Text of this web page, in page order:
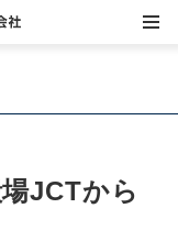
JCTから